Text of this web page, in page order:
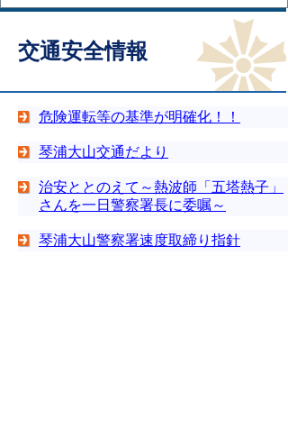
交通安全情報
危険運転等の基準が明確化！！
琴浦大山交通だより
治安ととのえて～熱波師「五塔熱子」
さんを一日警察署長に委嘱～
琴浦大山警察署速度取締り指針